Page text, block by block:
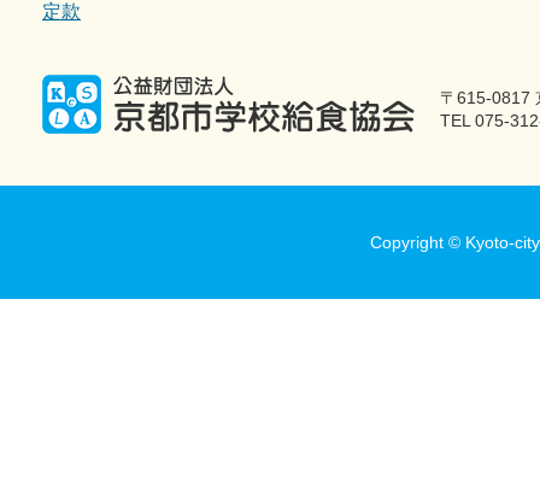
定款
〒615-0817
TEL 075-
Copyright © Kyoto-